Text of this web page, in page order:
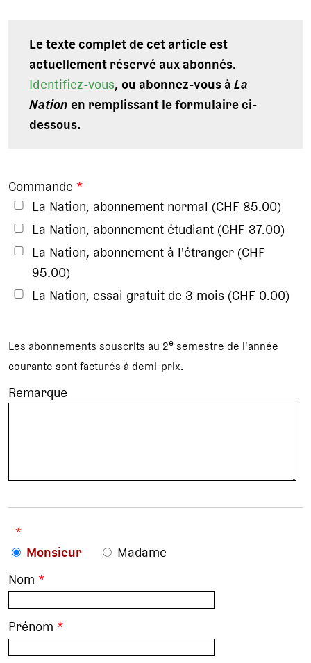
Le texte complet de cet article est
actuellement réservé aux abonnés.
Identifiez-vous, ou abonnez-vous àLa
Nationen remplissant le formulaire ci-
dessous.
Commande *
La Nation, abonnement normal (CHF 85.00)
La Nation, abonnement étudiant (CHF 37.00)
La Nation, abonnement à l'étranger (CHF
95.00)
La Nation, essai gratuit de 3 mois (CHF 0.00)
Les abonnements souscrits au 2e semestre de l'année
courante sont facturés à demi-prix.
Remarque
*
Monsieur
Madame
Nom *
Prénom *